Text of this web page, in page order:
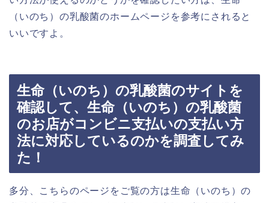
（いのち）の乳酸菌のホームページを参考にされると
いいですよ。
生命（いのち）の乳酸菌のサイトを
確認して、生命（いのち）の乳酸菌
のお店がコンビニ支払いの支払い方
法に対応しているのかを調査してみ
た！
多分、こちらのページをご覧の方は生命（いのち）の